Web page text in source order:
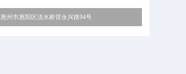
惠州市惠阳区淡水桥背永兴路94号